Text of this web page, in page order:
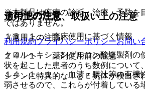
その他の注意
１５．１． 臨床使用に基づく情報
クロルヘキシジングルコン酸塩製剤の
状を起こした患者のうち数例について
シジンに特異的なＩｇＥ抗体が検出さ
適用上の注意、取扱い上の注意
（適用上の注意）
１４．１． 薬剤使用前の注意
１４．１．１． 血清・膿汁等の有機
弱させるので、これらが付着している
※本製品は疾病の診断・治療・予防を
ではありません。
利用規約プライバシーポリシーお問い